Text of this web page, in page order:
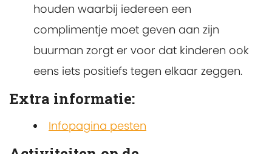
houden waarbij iedereen een
complimentje moet geven aan zijn
buurman zorgt er voor dat kinderen ook
eens iets positiefs tegen elkaar zeggen.
Extra informatie:
Infopagina pesten